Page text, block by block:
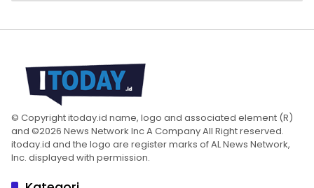
© Copyright itoday.id name, logo and associated element (R)
and ©2026 News Network Inc A Company All Right reserved.
itoday.id and the logo are register marks of AL News Network,
Inc. displayed with permission.